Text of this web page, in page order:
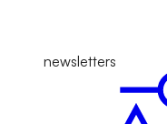
newsletters